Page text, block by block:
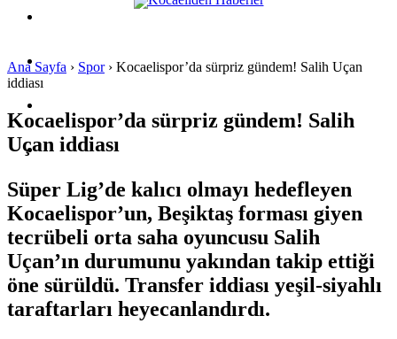
SPOR
SAĞLIK
Ana Sayfa › Spor› Kocaelispor’da sürpriz gündem! Salih Uçan
iddiası
Kocaelispor’da sürpriz gündem! Salih
Uçan iddiası
Süper Lig’de kalıcı olmayı hedefleyen
Kocaelispor’un, Beşiktaş forması giyen
tecrübeli orta saha oyuncusu Salih
Uçan’ın durumunu yakından takip ettiği
öne sürüldü. Transfer iddiası yeşil-siyahlı
taraftarları heyecanlandırdı.